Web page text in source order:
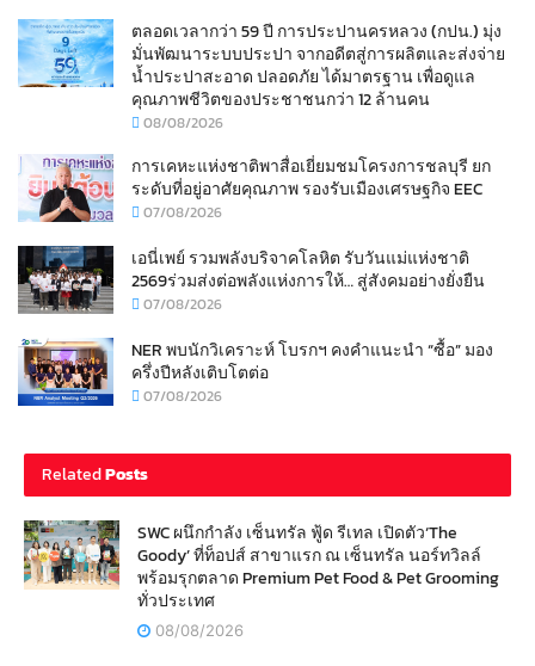
ตลอดเวลากว่า 59 ปี การประปานครหลวง (กปน.) มุ่ง
มั่นพัฒนาระบบประปา จากอดีตสู่การผลิตและส่งจ่าย
น้ำประปาสะอาด ปลอดภัย ได้มาตรฐาน เพื่อดูแล
คุณภาพชีวิตของประชาชนกว่า 12 ล้านคน
08/08/2026
การเคหะแห่งชาติพาสื่อเยี่ยมชมโครงการชลบุรี ยก
ระดับที่อยู่อาศัยคุณภาพ รองรับเมืองเศรษฐกิจ EEC
07/08/2026
เอนี่เพย์ รวมพลังบริจาคโลหิต รับวันแม่แห่งชาติ
2569ร่วมส่งต่อพลังแห่งการให้… สู่สังคมอย่างยั่งยืน
07/08/2026
NER พบนักวิเคราะห์ โบรกฯ คงคำแนะนำ “ซื้อ” มอง
ครึ่งปีหลังเติบโตต่อ
07/08/2026
RelatedPosts
SWC ผนึกกำลัง เซ็นทรัล ฟู้ด รีเทล เปิดตัว‘The
Goody’ ที่ท็อปส์ สาขาแรก ณ เซ็นทรัล นอร์ทวิลล์
พร้อมรุกตลาด Premium Pet Food & Pet Grooming
ทั่วประเทศ
08/08/2026